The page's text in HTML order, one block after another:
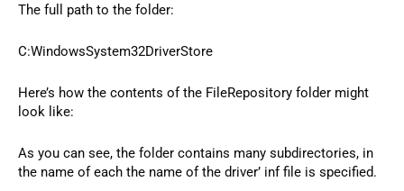
The full path to the folder:
C:WindowsSystem32DriverStore
Here’s how the contents of the FileRepository folder might
look like:
As you can see, the folder contains many subdirectories, in
the name of each the name of the driver’ inf file is specified.